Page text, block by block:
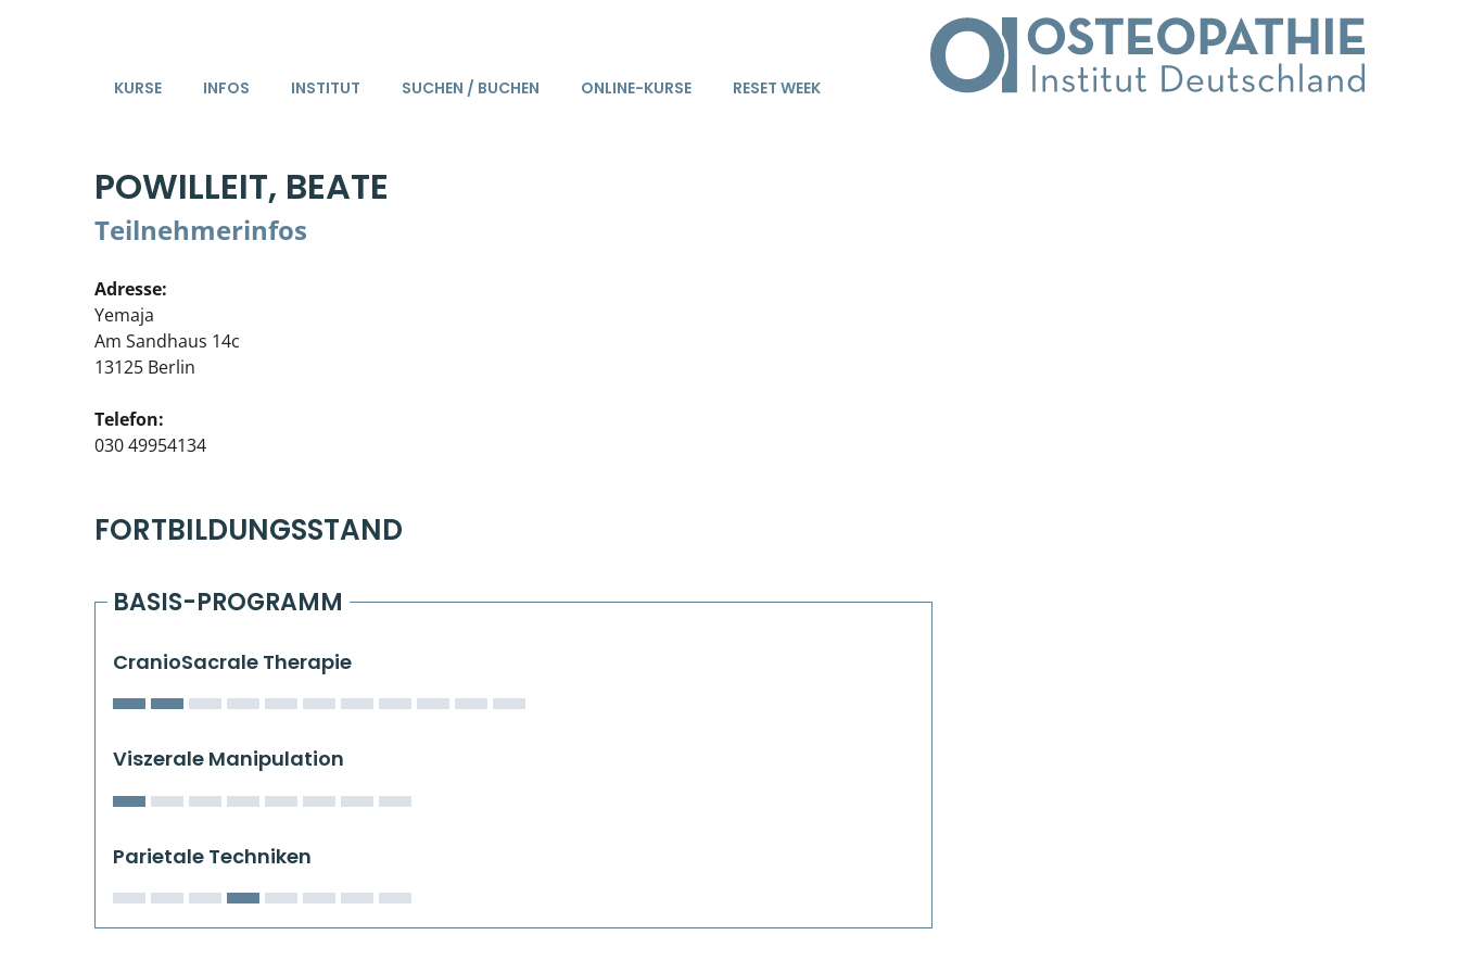
KURSE INFOS INSTITUT SUCHEN / BUCHEN ONLINE-KURSE RESET WEEK
POWILLEIT, BEATE
Teilnehmerinfos
Adresse:
Yemaja
Am Sandhaus 14c
13125 Berlin
Telefon:
030 49954134
FORTBILDUNGSSTAND
BASIS-PROGRAMM
CranioSacrale Therapie
Viszerale Manipulation
Parietale Techniken